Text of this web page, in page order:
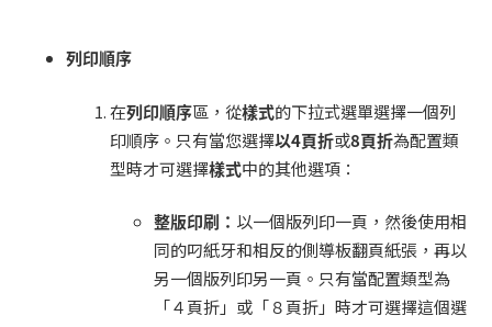
列印順序
在列印順序區，從樣式的下拉式選單選擇一個列
印順序。只有當您選擇以4頁折或8頁折為配置類
型時才可選擇樣式中的其他選項：
整版印刷： 以一個版列印一頁，然後使用相
同的叼紙牙和相反的側導板翻頁紙張，再以
另一個版列印另一頁。只有當配置類型為
「４頁折」或「８頁折」時才可選擇這個選